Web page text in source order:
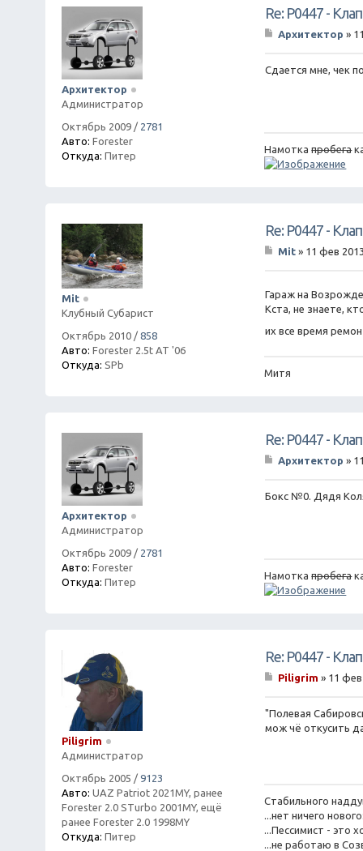
Архитектор
Администратор
Октябрь 2009 / 2781
Авто: Forester
Откуда: Питер
Re: P0447 -
о
Архитектор »
Сдается мне, чек
Намоткапробега
Mit
Клубный Субарист
Октябрь 2010 / 858
Авто: Forester 2.5t AT '06
Откуда: SPb
Re: P0447 -
б
щ
н
Mit » 11 фев
Гараж на
Кста, не знаете,
их все время
Митя
Архитектор
Администратор
Октябрь 2009 / 2781
Авто: Forester
Откуда: Питер
Re: P0447 -
о
Архитектор »
Бокс №0. Дядя
Намоткапробега
Piligrim
Администратор
Октябрь 2005 / 9123
Авто: UAZ Patriot 2021MY, ранее
Forester 2.0 STurbo 2001MY, ещё
ранее Forester 2.0 1998MY
Откуда: Питер
Re: P0447 -
о
б
Piligrim » 11 фев
"Полевая
мож чё откусить
Стабильного
...нет ничего
...Пессимист -
...не работаю в